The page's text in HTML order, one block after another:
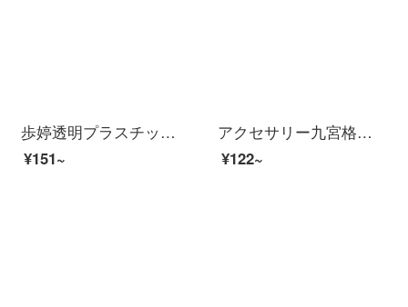
歩婷透明プラスチックの靴箱は厚い透明の蓋をして、男女兼用のものは簡易折りたたみ靴の収納箱箱の小さいサイズと厚いタイプの10個入りです。
¥151~
アクセサリー九宮格収納ケース少女イヤリング透明引き出し式学生寝室デスクトップ整理ケースがお得です。白（可愛いシールをプレゼントします。）
¥122~